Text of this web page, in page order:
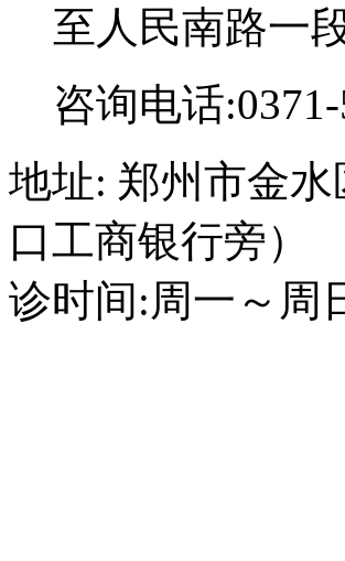
至人民南路一
咨询电话
地址: 郑州市金
口工商银行旁）
诊时间:周一～周